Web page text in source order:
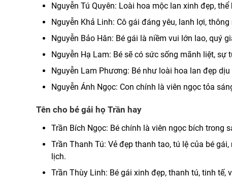
Nguyễn Tú Quyên: Loài hoa mộc lan xinh đẹp,
Nguyễn Khả Linh: Cô gái đáng yêu, lanh lợi,
Nguyễn Bảo Hân: Bé gái là niềm vui lớn lao, quý
Nguyễn Hạ Lam: Bé sẽ có sức sống mãnh liệt,
Nguyễn Lam Phương: Bé như loài hoa lan đẹp
Nguyễn Ánh Ngọc: Con chính là viên ngọc tỏa
Tên cho bé gái họ Trần hay
Trần Bích Ngọc: Bé chính là viên ngọc bích trong
Trần Thanh Tú: Vẻ đẹp thanh tao, tú lệ của bé
lịch.
Trần Thùy Linh: Bé gái xinh đẹp, thanh tú, tinh tế,